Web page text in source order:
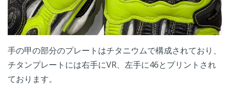
手の甲の部分のプレートはチタニウムで構成されており、
チタンプレートには右手にVR、左手に46とプリントされ
ております。